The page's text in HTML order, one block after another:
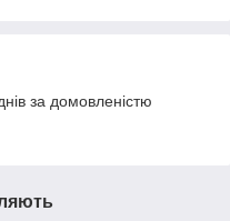
за домовленістю